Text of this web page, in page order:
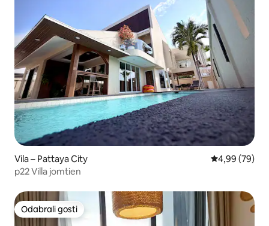
Vila – Pattaya City Prosječna
4,99 (79)
p22 Villa jomtien
Odabrali gosti
Odabrali gosti